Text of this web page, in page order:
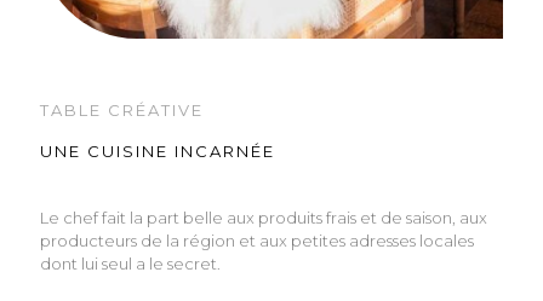
TABLE CRÉATIVE
UNE CUISINE INCARNÉE
Le chef fait la part belle aux produits frais et de saison, aux
producteurs de la région et aux petites adresses locales
dont lui seul a le secret.